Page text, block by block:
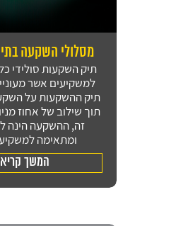
מסלולי השקעה
תיק השקעות סולידי
למשקיעים אשר
תיק ההשקעות על
תוך שילוב של אחוז
זה, ההשקעה הינה
ומתאימה
המשך